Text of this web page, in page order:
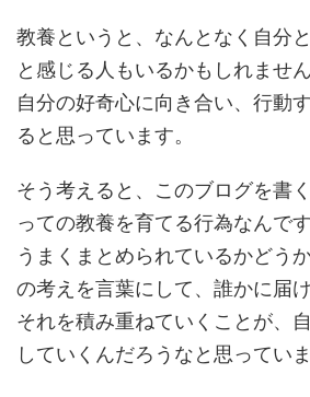
教養というと、なんとなく自分
と感じる人もいるかもしれませ
自分の好奇心に向き合い、行動
ると思っています。
そう考えると、このブログを書
っての教養を育てる行為なんです
うまくまとめられているかどう
の考えを言葉にして、誰かに届
それを積み重ねていくことが、
していくんだろうなと思っていま